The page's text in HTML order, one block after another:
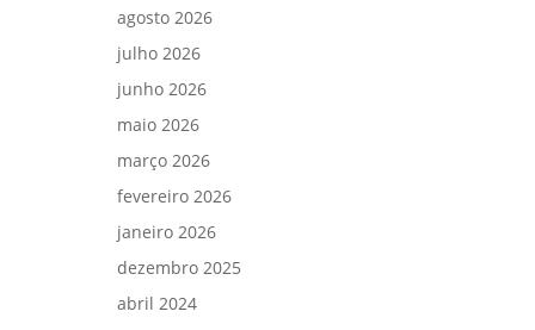
agosto 2026
julho 2026
junho 2026
maio 2026
março 2026
fevereiro 2026
janeiro 2026
dezembro 2025
abril 2024